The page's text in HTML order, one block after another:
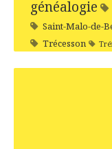
généalogie
Saint-Malo-de-
Trécesson